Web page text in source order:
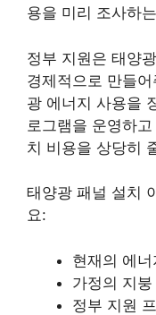
용을 미리 조사하
정부 지원은 태양
경제적으로 만들
광 에너지 사용을
로그램을 운영하
치 비용을 상당히
태양광 패널 설치
요:
현재의 에
가정의 지
정부 지원